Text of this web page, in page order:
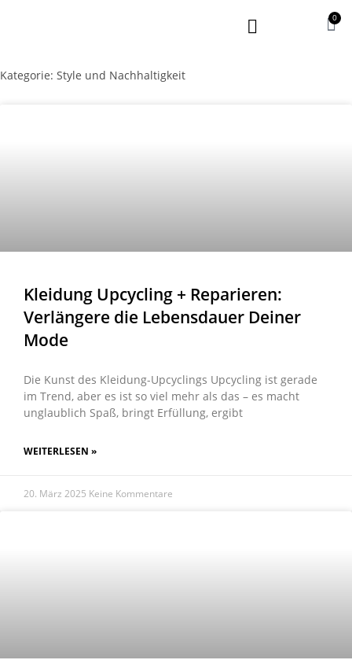
0
Kategorie: Style und Nachhaltigkeit
Kleidung Upcycling + Reparieren:
Verlängere die Lebensdauer Deiner
Mode
Die Kunst des Kleidung-Upcyclings Upcycling ist gerade
im Trend, aber es ist so viel mehr als das – es macht
unglaublich Spaß, bringt Erfüllung, ergibt
WEITERLESEN »
20. März 2025 Keine Kommentare